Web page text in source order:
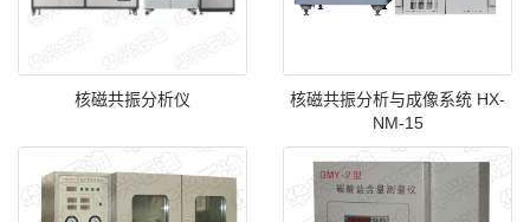
核磁共振分析仪
核磁共振分析与成像系统 HX-
NM-15